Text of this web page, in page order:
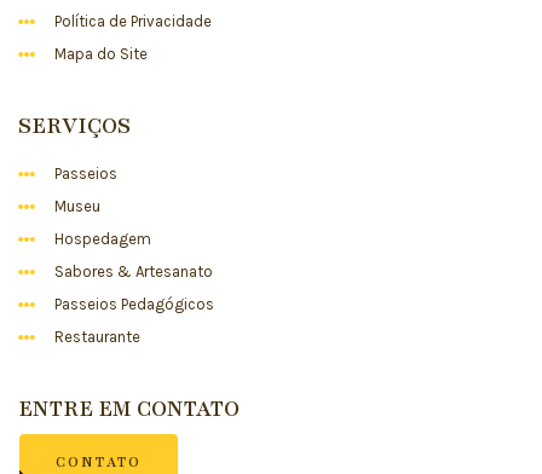
Política de Privacidade
Mapa do Site
SERVIÇOS
Passeios
Museu
Hospedagem
Sabores & Artesanato
Passeios Pedagógicos
Restaurante
ENTRE EM CONTATO
CONTATO